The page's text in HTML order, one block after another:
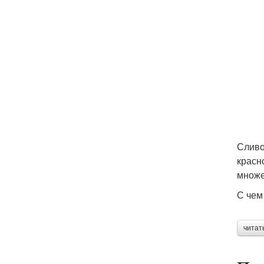
С чем